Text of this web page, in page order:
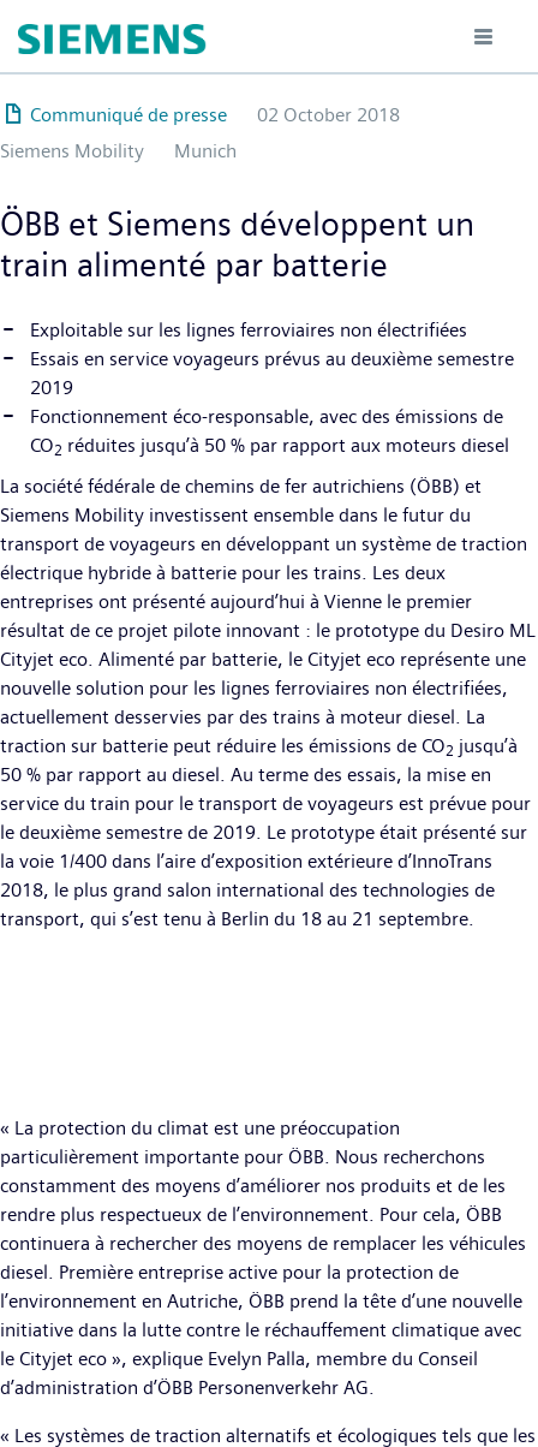
till
huvudinnehåll
Communiqué de presse
02 October 2018
Siemens Mobility
Munich
ÖBB et Siemens développent un
train alimenté par batterie
Exploitable sur les lignes ferroviaires non électrifiées
Essais en service voyageurs prévus au deuxième semestre
2019
Fonctionnement éco-responsable, avec des émissions de
CO2 réduites jusqu’à 50 % par rapport aux moteurs diesel
La société fédérale de chemins de fer autrichiens (ÖBB) et
Siemens Mobility investissent ensemble dans le futur du
transport de voyageurs en développant un système de traction
électrique hybride à batterie pour les trains. Les deux
entreprises ont présenté aujourd’hui à Vienne le premier
résultat de ce projet pilote innovant : le prototype du Desiro ML
Cityjet eco. Alimenté par batterie, le Cityjet eco représente une
nouvelle solution pour les lignes ferroviaires non électrifiées,
actuellement desservies par des trains à moteur diesel. La
traction sur batterie peut réduire les émissions de CO2 jusqu’à
50 % par rapport au diesel. Au terme des essais, la mise en
service du train pour le transport de voyageurs est prévue pour
le deuxième semestre de 2019. Le prototype était présenté sur
la voie 1/400 dans l’aire d’exposition extérieure d’InnoTrans
2018, le plus grand salon international des technologies de
transport, qui s’est tenu à Berlin du 18 au 21 septembre.
« La protection du climat est une préoccupation
particulièrement importante pour ÖBB. Nous recherchons
constamment des moyens d’améliorer nos produits et de les
rendre plus respectueux de l’environnement. Pour cela, ÖBB
continuera à rechercher des moyens de remplacer les véhicules
diesel. Première entreprise active pour la protection de
l’environnement en Autriche, ÖBB prend la tête d’une nouvelle
initiative dans la lutte contre le réchauffement climatique avec
le Cityjet eco », explique Evelyn Palla, membre du Conseil
d’administration d’ÖBB Personenverkehr AG.
« Les systèmes de traction alternatifs et écologiques tels que les